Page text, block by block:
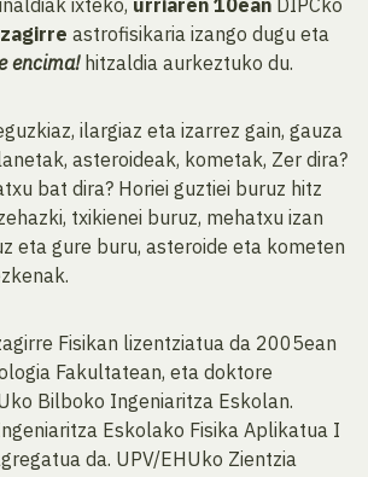
ixteko, urriaren 10ean DIPCko
astrofisikaria izango dugu eta
encima! hitzaldia aurkeztuko du.
ilargiaz eta izarrez gain, gauza
asteroideak, kometak, Zer dira?
bat dira? Horiei guztiei buruz hitz
txikienei buruz, mehatxu izan
eta gure buru, asteroide eta kometen
Fisikan lizentziatua da 2005ean
Fakultatean, eta doktore
Bilboko Ingeniaritza Eskolan.
Eskolako Fisika Aplikatua I
da. UPV/EHUko Zientzia